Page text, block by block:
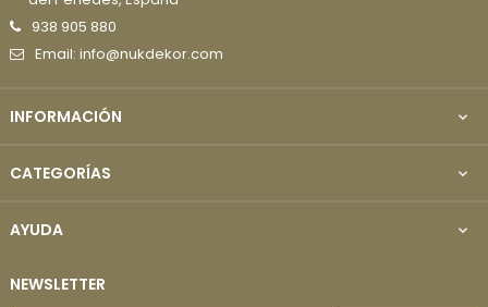
938 905 880
Email: info@nukdekor.com
INFORMACIÓN 
CATEGORÍAS 
AYUDA 
NEWSLETTER